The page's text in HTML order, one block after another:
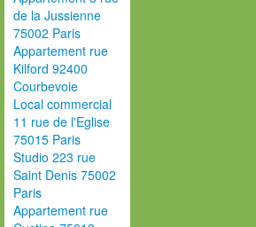
de la Jussienne
75002 Paris
Appartement rue
Kilford 92400
Courbevoie
Local commercial
11 rue de l'Eglise
75015 Paris
Studio 223 rue
Saint Denis 75002
Paris
Appartement rue